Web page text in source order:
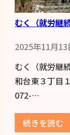
むく（就労継
2025年11月13
むく（就労継
和台東３丁目
072-…
続きを読む